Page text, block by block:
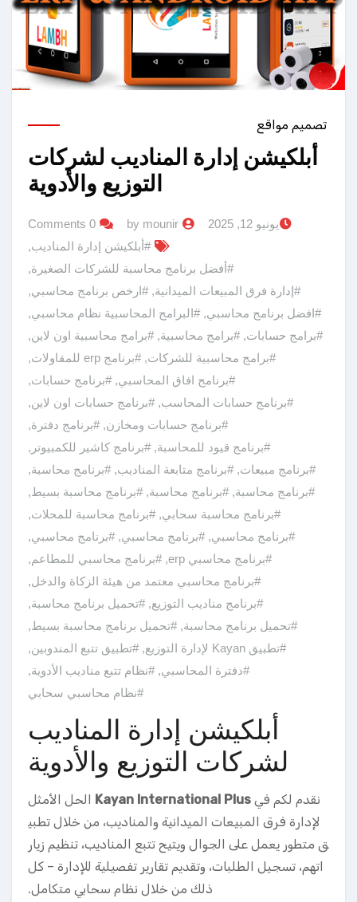
تصميم مواقع
أبلكيشن إدارة المناديب لشركات
التوزيع والأدوية
يونيو 12, 2025 by mounir
0 Comments
#أبلكيشن إدارة المناديب,
#أفضل برنامج محاسبة للشركات الصغيرة,
#إدارة فرق المبيعات الميدانية,#ارخص برنامج محاسبي,
#افضل برنامج محاسبي,#البرامج المحاسبية نظام محاسبي,
#برامج حسابات,#برامج محاسبية,#برامج محاسبية اون لاين,
#برامج محاسبية للشركات,#برنامج erp للمقاولات
,
#برنامج افاق المحاسبي,#برنامج حسابات,
#برنامج حسابات المحاسب,#برنامج حسابات اون لاين,
#برنامج حسابات ومخازن,#برنامج دفترة,
#برنامج قيود للمحاسبة,#برنامج كاشير للكمبيوتر ,
#برنامج مبيعات,#برنامج متابعة المناديب,#برنامج محاسبة,
#برنامج محاسبة,#برنامج محاسبة,#برنامج محاسبة بسيط,
#برنامج محاسبة سحابي,#برنامج محاسبة للمحلات,
#برنامج محاسبي,#برنامج محاسبي,#برنامج محاسبي,
#برنامج محاسبي erp
,#برنامج محاسبي للمطاعم,
#برنامج محاسبي معتمد من هيئة الزكاة والدخل,
#برنامج مناديب التوزيع,#تحميل برنامج محاسبة,
#تحميل برنامج محاسبة,#تحميل برنامج محاسبة بسيط,
#تطبيق Kayan لإدارة التوزيع
,#تطبيق تتبع المندوبين,
#دفترة المحاسبي,#نظام تتبع مناديب الأدوية,
#نظام محاسبي سحابي
أبلكيشن إدارة المناديب
لشركات التوزيع والأدوية
نقدم لكم في Kayan International Plus
الحل الأمثل
لإدارة فرق المبيعات الميدانية والمناديب، من خلال تطبي
ق متطور يعمل على الجوال ويتيح تتبع المناديب، تنظيم زيار
اتهم، تسجيل الطلبات، وتقديم تقارير تفصيلية للإدارة – كل
ذلك من خلال نظام سحابي متكامل.